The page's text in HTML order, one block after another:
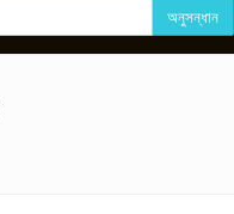
অনুসন্ধান